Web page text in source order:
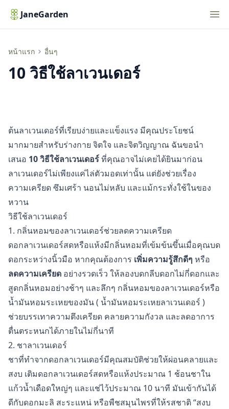
JaneGarden
หน้าแรก อื่นๆ
10 วิธีใช้ลาเวนเดอร์
10 วิธีใช้ลาเวนเดอร์
ต้นลาเวนเดอร์ที่เรียบง่ายและแข็งแรง มีคุณประโยชน์
มากมายสำหรับร่างกาย จิตใจ และจิตวิญญาณ ฉันขอนำ
เสนอ 10 วิธีใช้ลาเวนเดอร์ที่คุณอาจไม่เคยได้ยินมาก่อน
ลาเวนเดอร์ไม่เพียงแค่ไล่ตัวมอดเท่านั้น แต่ยังช่วยเรื่อง
ความเครียด ซึมเศร้า นอนไม่หลับ และแม้กระทั่งใช้ในของ
หวาน
วิธีใช้ลาเวนเดอร์
1. กลิ่นหอมของลาเวนเดอร์ช่วยลดความเครียด
ดอกลาเวนเดอร์สดหรือแห้งมีกลิ่นหอมที่เข้มข้นขึ้นเมื่อคุณบด
ดอกระหว่างนิ้วมือ หากคุณต้องการ เพิ่มความรู้สึกดีๆ หรือ
ลดความเครียด อย่างรวดเร็ว ให้ลองบดกลีบดอกไม่กี่ดอกและ
สูดกลิ่นหอมอย่างช้าๆ และลึกๆ กลิ่นหอมของลาเวนเดอร์หรือ
น้ำมันหอมระเหยของมัน ( น้ำมันหอมระเหยลาเวนเดอร์ )
ช่วยบรรเทาความตึงเครียด คลายความกังวล และลดอาการ
ตื่นตระหนกได้ภายในไม่กี่นาที
2. ชาลาเวนเดอร์
ชาที่ทำจากดอกลาเวนเดอร์มีคุณสมบัติช่วยให้ผ่อนคลายและ
สงบ เติมดอกลาเวนเดอร์สดหรือแห้งประมาณ 1 ช้อนชาใน
แก้วน้ำเดือดใหญ่ๆ และแช่ไว้ประมาณ 10 นาที มันเข้ากันได้
ดีกับดอกมะลิ สะระแหน่ หรือพืชสมุนไพรที่ให้รสชาติ “สงบ